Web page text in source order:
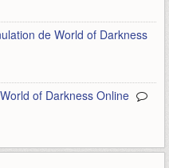
de World of Darkness
of Darkness Online